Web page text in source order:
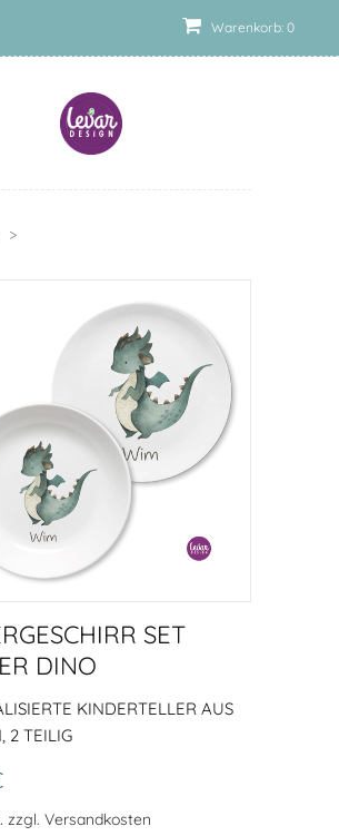
Warenkorb: 0
>
SET
DINO
KINDERTELLER AUS
2 TEILIG
zzgl. Versandkosten